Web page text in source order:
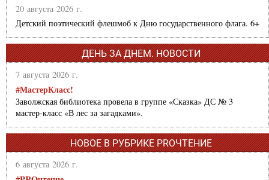
20 августа 2026 г.
Детский поэтический флешмоб к Дню государственного флага. 6+
ДЕНЬ ЗА ДНЕМ. НОВОСТИ
7 августа 2026 г.
#МастерКласс!
Заволжская библиотека провела в группе «Сказка» ДС № 3
мастер-класс «В лес за загадками».
НОВОЕ В РУБРИКЕ PROЧТЕНИЕ
6 августа 2026 г.